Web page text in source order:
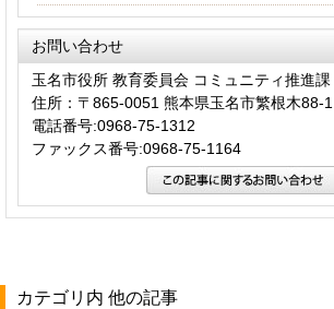
お問い合わせ
玉名市役所 教育委員会 コミュニティ推進課
住所：〒865-0051 熊本県玉名市繁根木88-1
電話番号:0968-75-1312
ファックス番号:0968-75-1164
カテゴリ内 他の記事